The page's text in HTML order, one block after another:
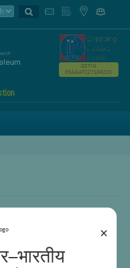
×
GSTIN
05AAATC2716R2ZK